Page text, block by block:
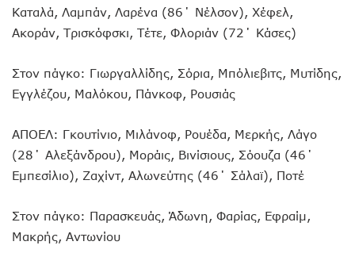
Καταλά, Λαμπάν, Λαρένα (86΄ Νέλσον), Χέφελ,
Ακοράν, Τρισκόφσκι, Τέτε, Φλοριάν (72΄ Κάσες)
Στον πάγκο: Γιωργαλλίδης, Σόρια, Μπόλιεβιτς, Μυτίδης,
Εγγλέζου, Μαλόκου, Πάνκοφ, Ρουσιάς
ΑΠΟΕΛ: Γκουτίνιο, Μιλάνοφ, Ρουέδα, Μερκής, Λάγο
(28΄ Αλεξάνδρου), Μοράις, Βινίσιους, Σόουζα (46΄
Εμπεσίλιο), Ζαχίντ, Αλωνεύτης (46΄ Σάλαϊ), Ποτέ
Στον πάγκο: Παρασκευάς, Άδωνη, Φαρίας, Εφραίμ,
Μακρής, Αντωνίου